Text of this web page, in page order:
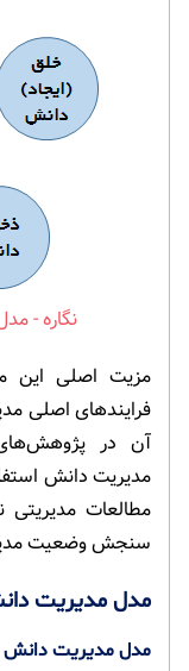
مزیت اصلی این
فرایندهای اصلی
آن در
مدیریت دانش
مطالعات
سنجش وضعیت
مدل مدیریت
مدل مدیریت دانش